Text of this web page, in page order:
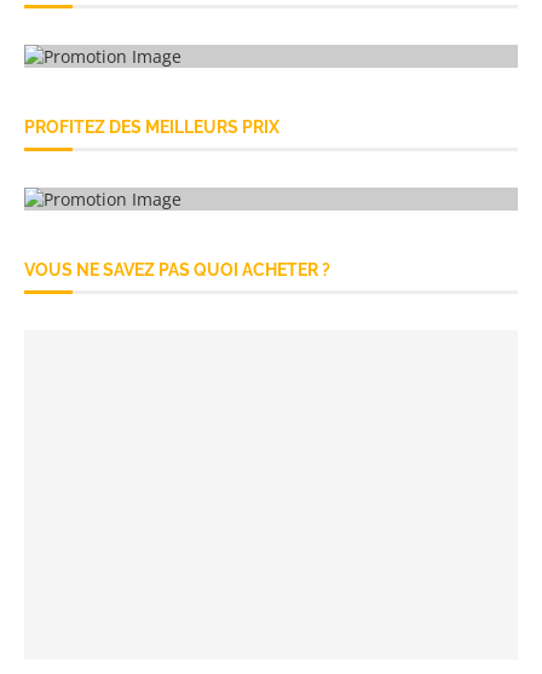
PROFITEZ DES MEILLEURS PRIX
VOUS NE SAVEZ PAS QUOI ACHETER ?